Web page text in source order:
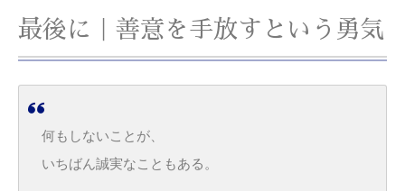
最後に｜善意を手放すという勇気
何もしないことが、
いちばん誠実なこともある。